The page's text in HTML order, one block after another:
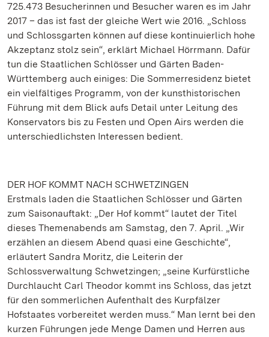
725.473 Besucherinnen und Besucher waren es im Jahr
2017 – das ist fast der gleiche Wert wie 2016. „Schloss
und Schlossgarten können auf diese kontinuierlich hohe
Akzeptanz stolz sein“, erklärt Michael Hörrmann. Dafür
tun die Staatlichen Schlösser und Gärten Baden-
Württemberg auch einiges: Die Sommerresidenz bietet
ein vielfältiges Programm, von der kunsthistorischen
Führung mit dem Blick aufs Detail unter Leitung des
Konservators bis zu Festen und Open Airs werden die
unterschiedlichsten Interessen bedient.
DER HOF KOMMT NACH SCHWETZINGEN
Erstmals laden die Staatlichen Schlösser und Gärten
zum Saisonauftakt: „Der Hof kommt“ lautet der Titel
dieses Themenabends am Samstag, den 7. April. „Wir
erzählen an diesem Abend quasi eine Geschichte“,
erläutert Sandra Moritz, die Leiterin der
Schlossverwaltung Schwetzingen; „seine Kurfürstliche
Durchlaucht Carl Theodor kommt ins Schloss, das jetzt
für den sommerlichen Aufenthalt des Kurpfälzer
Hofstaates vorbereitet werden muss.“ Man lernt bei den
kurzen Führungen jede Menge Damen und Herren aus